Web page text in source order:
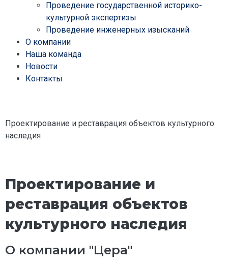
Проведение государственной историко-
культурной экспертизы
Проведение инженерных изысканий
О компании
Наша команда
Новости
Контакты
Проектирование и реставрация объектов культурного
наследия
Проектирование и
реставрация объектов
культурного наследия
О компании "Цера"